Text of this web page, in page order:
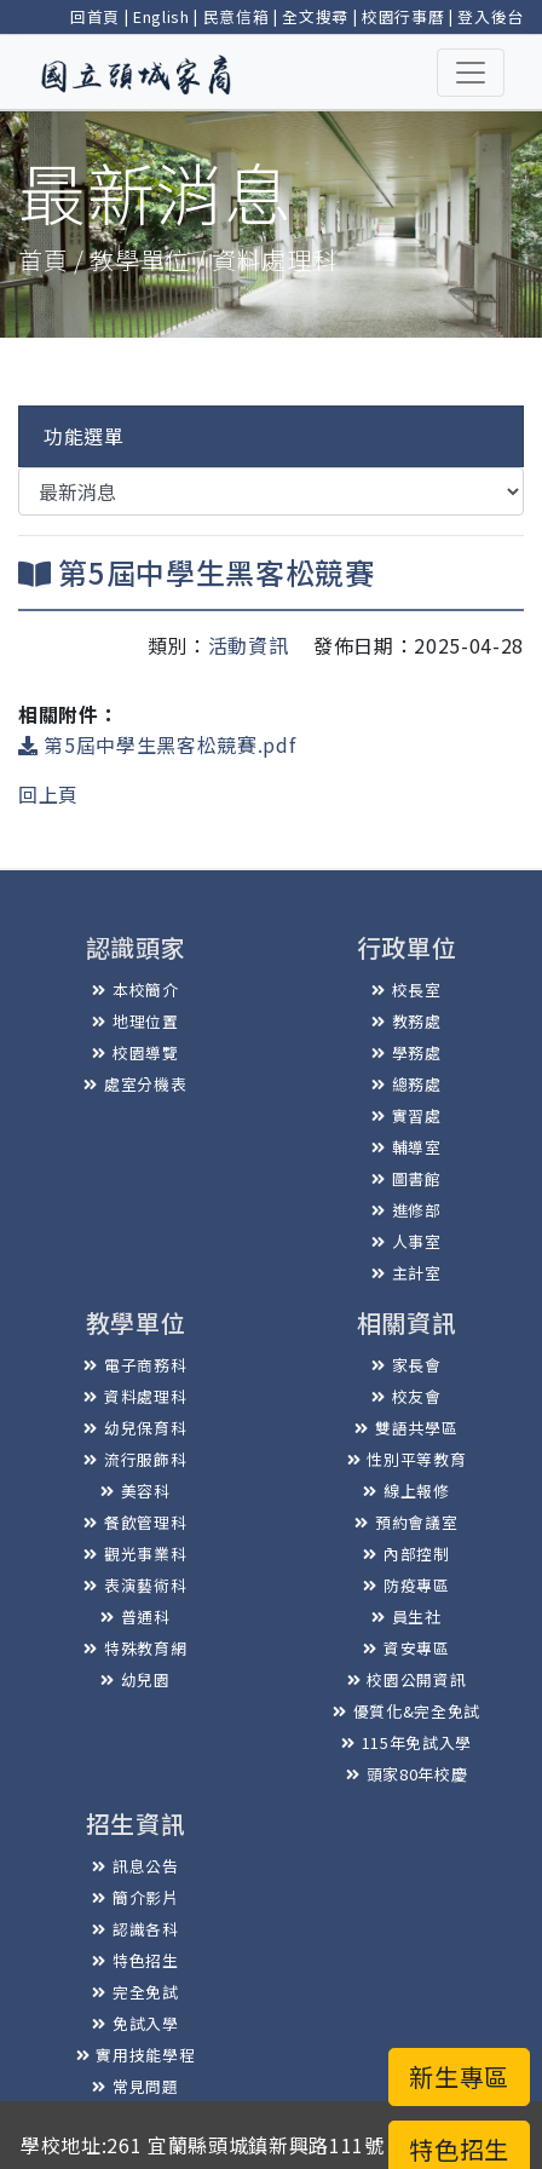
回首頁 | English | 民意信箱 |全文搜尋 | 校園行事曆 |登入後台
最新消息
首頁 / 教學單位 / 資料處理科
功能選單
第5屆中學生黑客松競賽
類別： 活動資訊 發佈日期：2025-04-28
相關附件：
第5屆中學生黑客松競賽.pdf
回上頁
特色招生
新生專區
認識頭家
本校簡介
地理位置
校園導覽
處室分機表
行政單位
校長室
教務處
學務處
總務處
實習處
輔導室
圖書館
進修部
人事室
主計室
教學單位
電子商務科
資料處理科
幼兒保育科
流行服飾科
美容科
餐飲管理科
觀光事業科
表演藝術科
普通科
特殊教育網
幼兒園
相關資訊
家長會
校友會
雙語共學區
性別平等教育
線上報修
預約會議室
內部控制
防疫專區
員生社
資安專區
校園公開資訊
優質化&完全免試
115年免試入學
頭家80年校慶
招生資訊
訊息公告
簡介影片
認識各科
特色招生
完全免試
免試入學
實用技能學程
常見問題
學校地址:261 宜蘭縣頭城鎮新興路111號 / 電話總機:03-